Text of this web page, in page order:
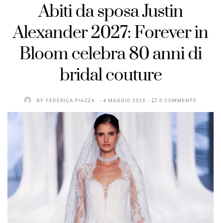
Abiti da sposa Justin
Alexander 2027: Forever in
Bloom celebra 80 anni di
bridal couture
BY FEDERICA PIAZZA 4 MAGGIO 2026 0 COMMENTS